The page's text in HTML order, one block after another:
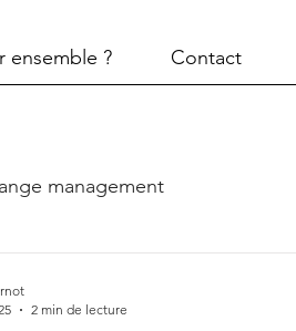
ensemble ? Contact
management
2 min de lecture